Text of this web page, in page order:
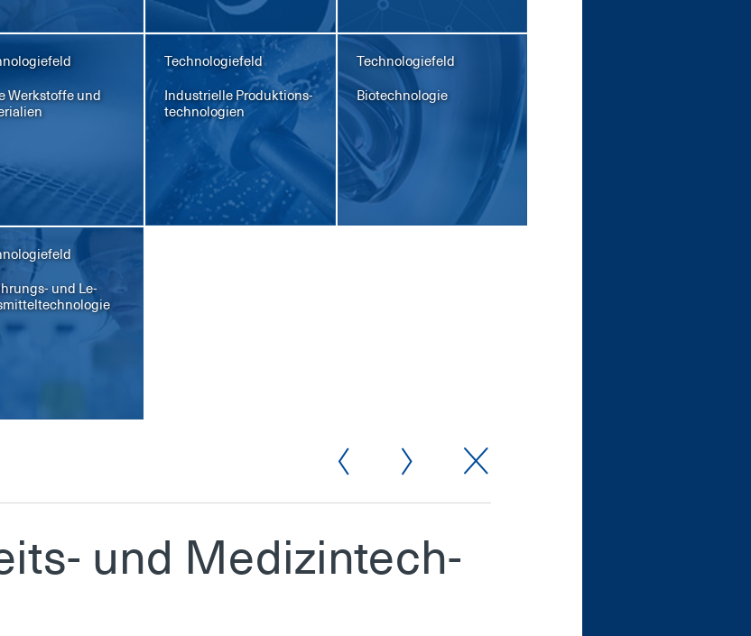
Werk­stof­fe und
Technologiefeld
In­dus­tri­el­le Pro­duk­ti­ons­
tech­no­lo­gi­en
Technologiefeld
Bio­tech­no­lo­gie
und Le­
und Me­di­zin­tech­